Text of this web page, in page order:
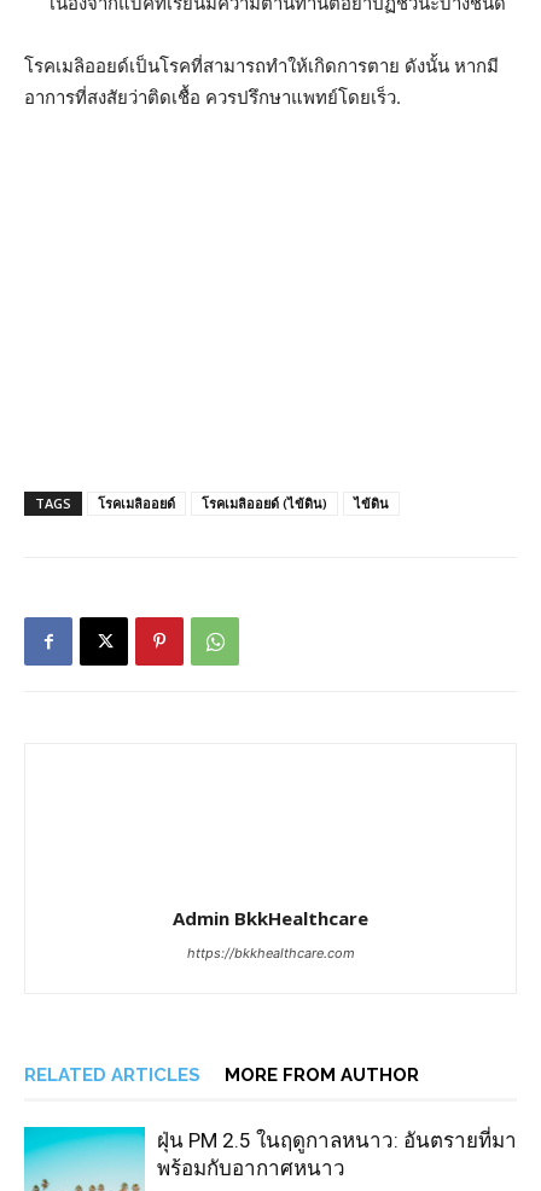
โรคเมลิออยด์เป็นโรคที่สามารถทำให้เกิดการตาย ดังนั้น หากมี
อาการที่สงสัยว่าติดเชื้อ ควรปรึกษาแพทย์โดยเร็ว.
TAGS โรคเมลิออยด์ โรคเมลิออยด์ (ไข้ดิน) ไข้ดิน
Admin BkkHealthcare
https://bkkhealthcare.com
RELATED ARTICLES MORE FROM AUTHOR
ฝุ่น PM 2.5 ในฤดูกาลหนาว: อันตรายที่มา
พร้อมกับอากาศหนาว